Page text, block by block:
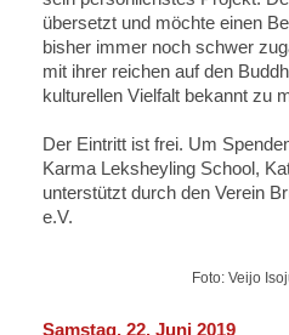
übersetzt und möchte einen
bisher immer noch schwer
mit ihrer reichen auf den
kulturellen Vielfalt bekannt zu
Der Eintritt ist frei. Um
Karma Leksheyling School,
unterstützt durch den Verein
e.V.
Foto: Veijo
Samstag, 22. Juni 2019